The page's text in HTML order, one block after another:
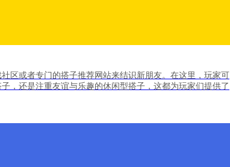
区或者专门的搭子推荐网站来结识新朋友。在这里，玩家可
，还是注重友谊与乐趣的休闲型搭子，这都为玩家们提供了